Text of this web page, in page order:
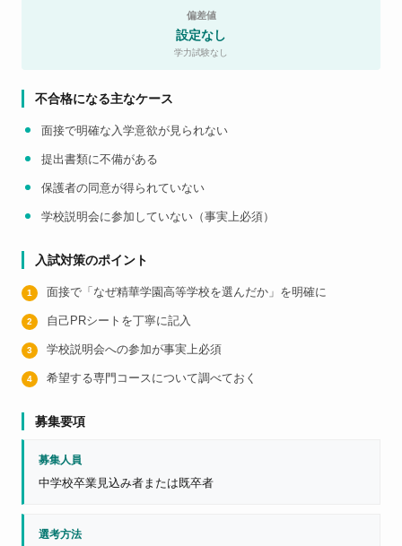
偏差値
設定なし
学力試験なし
不合格になる主なケース
面接で明確な入学意欲が見られない
提出書類に不備がある
保護者の同意が得られていない
学校説明会に参加していない（事実上必須）
入試対策のポイント
面接で「なぜ精華学園高等学校を選んだか」を明確に
自己PRシートを丁寧に記入
学校説明会への参加が事実上必須
希望する専門コースについて調べておく
募集要項
募集人員
中学校卒業見込み者または既卒者
選考方法